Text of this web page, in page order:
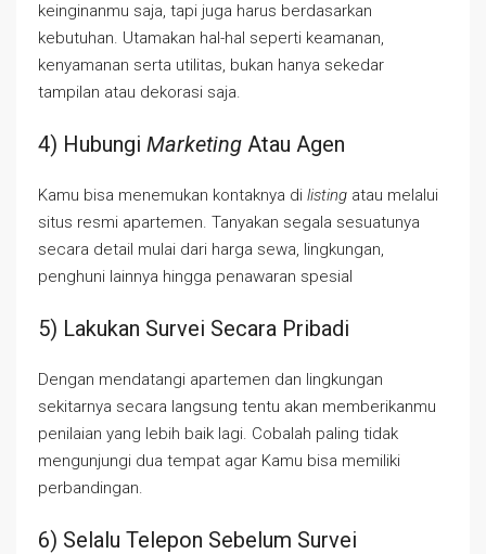
keinginanmu saja, tapi juga harus berdasarkan
kebutuhan. Utamakan hal-hal seperti keamanan,
kenyamanan serta utilitas, bukan hanya sekedar
tampilan atau dekorasi saja.
4) Hubungi Marketing Atau Agen
Kamu bisa menemukan kontaknya di listing atau melalui
situs resmi apartemen. Tanyakan segala sesuatunya
secara detail mulai dari harga sewa, lingkungan,
penghuni lainnya hingga penawaran spesial
5) Lakukan Survei Secara Pribadi
Dengan mendatangi apartemen dan lingkungan
sekitarnya secara langsung tentu akan memberikanmu
penilaian yang lebih baik lagi. Cobalah paling tidak
mengunjungi dua tempat agar Kamu bisa memiliki
perbandingan.
6) Selalu Telepon Sebelum Survei